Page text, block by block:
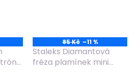
85 Kč –11 %
Staleks Diamantová
fréza plamínek mini